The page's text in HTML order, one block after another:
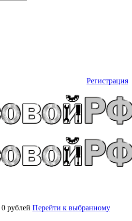
Регистрация
0 рублей Перейти к выбранному